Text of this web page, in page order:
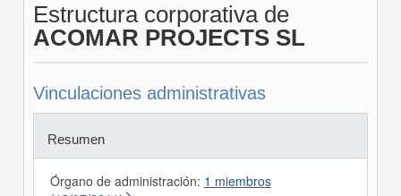
Estructura corporativa de
ACOMAR PROJECTS SL
Vinculaciones administrativas
Resumen
Órgano de administración: 1 miembros